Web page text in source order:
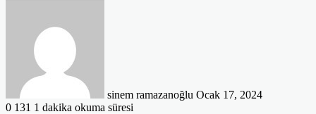
sinem ramazanoğlu Ocak 17, 2024
0 131 1 dakika okuma süresi